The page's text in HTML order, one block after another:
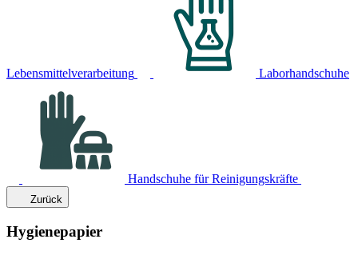
Lebensmittelverarbeitung Laborhandschuhe
Handschuhe für Reinigungskräfte
Zurück
Hygienepapier